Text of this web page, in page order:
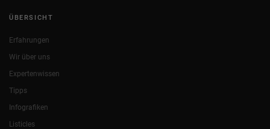
ÜBERSICHT
Erfahrungen
Wir über uns
Expertenwissen
Tipps
Infografiken
Listicles